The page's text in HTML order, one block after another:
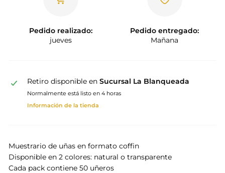
Pedido realizado:
jueves
Pedido entregado:
Mañana
Retiro disponible en Sucursal La Blanqueada
Normalmente está listo en 4 horas
Información de la tienda
Muestrario de uñas en formato coffin
Disponible en 2 colores: natural o transparente
Cada pack contiene 50 uñeros